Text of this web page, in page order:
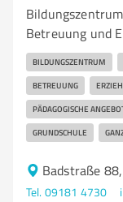
Betreuung und
BILDUNGSZENTRUM
BETREUUNG
PÄDAGOGISCHE
GRUNDSCHULE
Badstraße
Tel. 09181 4730